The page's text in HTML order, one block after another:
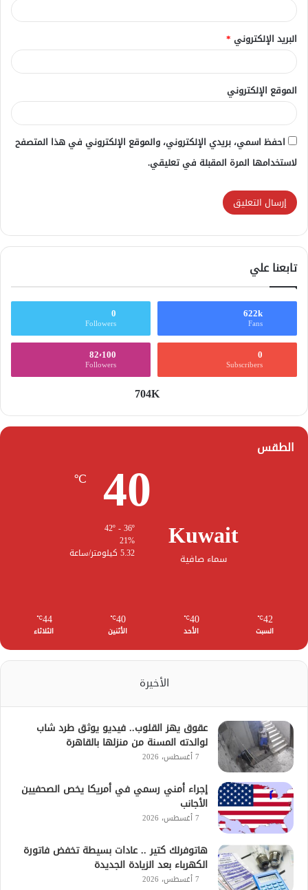
البريد الإلكتروني *
الموقع الإلكتروني
احفظ اسمي، بريدي الإلكتروني، والموقع الإلكتروني في هذا المتصفح
لاستخدامها المرة المقبلة في تعليقي.
تابعنا علي
622k
Fans
0
Followers
0
Subscribers
82٬100
Followers
704K
الطقس
Kuwait
سماء صافية
40
℃
21%
5.32 كيلومتر/ساعة
42
℃
السبت
40
℃
الأحد
40
℃
الأثنين
44
℃
الثلاثاء
الأخيرة
عقوق يهز القلوب.. فيديو يوثق طرد شاب
لوالدته المسنة من منزلها بالقاهرة
7 أغسطس، 2026
إجراء أمني رسمي في أمريكا يخص الصحفيين
الأجانب
7 أغسطس، 2026
هاتوفرلك كتير .. عادات بسيطة تخفض فاتورة
الكهرباء بعد الزيادة الجديدة
7 أغسطس، 2026